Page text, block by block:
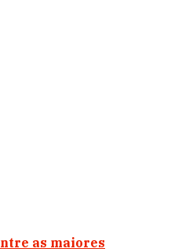
as maiores